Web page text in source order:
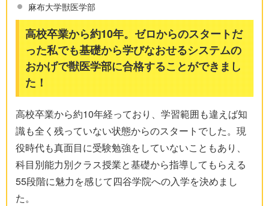
麻布大学獣医学部
高校卒業から約10年。ゼロからのスタートだ
った私でも基礎から学びなおせるシステムの
おかげで獣医学部に合格することができまし
た！
高校卒業から約10年経っており、学習範囲も違えば知
識も全く残っていない状態からのスタートでした。現
役時代も真面目に受験勉強をしていないこともあり、
科目別能力別クラス授業と基礎から指導してもらえる
55段階に魅力を感じて四谷学院への入学を決めまし
た。